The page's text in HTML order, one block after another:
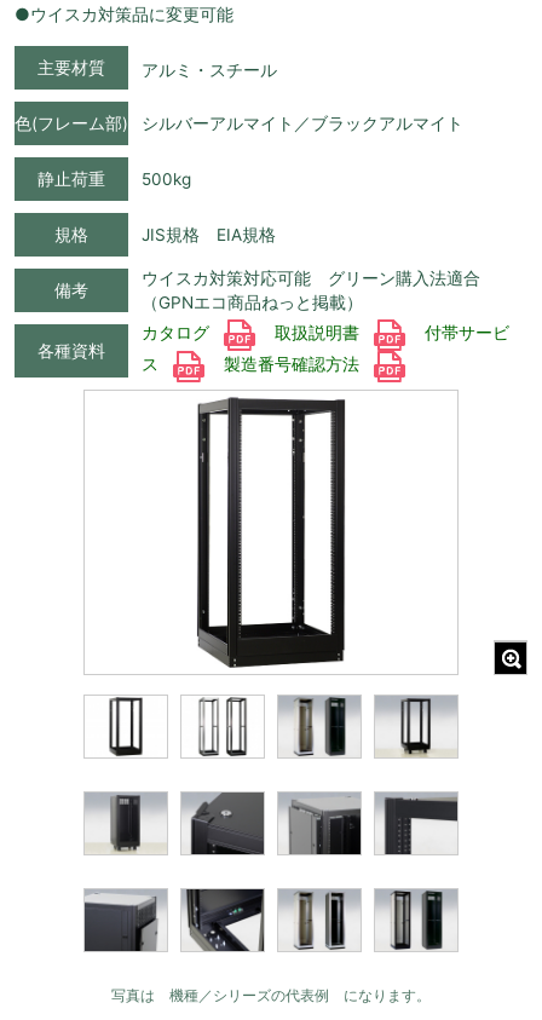
●ウイスカ対策品に変更可能
主要材質 アルミ・スチール
色(フレーム部) シルバーアルマイト／ブラックアルマイト
静止荷重 500kg
規格 JIS規格 EIA規格
備考
ウイスカ対策対応可能 グリーン購入法適合
（GPNエコ商品ねっと掲載）
各種資料
カタログ 取扱説明書
付帯サービ
ス
製造番号確認方法
写真は 機種／シリーズの代表例 になります。